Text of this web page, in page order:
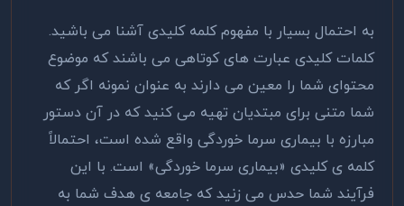
به احتمال بسیار با مفهوم کلمه کلیدی آشنا می باشید.
کلمات کلیدی عبارت های کوتاهی می باشند که موضوع
محتوای شما را معین می دارند‌ به عنوان نمونه اگر که
شما متنی برای مبتدیان تهیه می کنید که در آن دستور
مبارزه با بیماری سرما خوردگی واقع شده است، احتمالاً
کلمه ی کلیدی «بیماری سرما خوردگی» است. با این
فرآیند شما حدس می زنید که جامعه ی هدف شما به